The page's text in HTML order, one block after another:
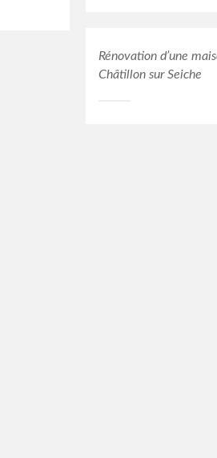
Rénovation d’une
Châtillon sur Seiche